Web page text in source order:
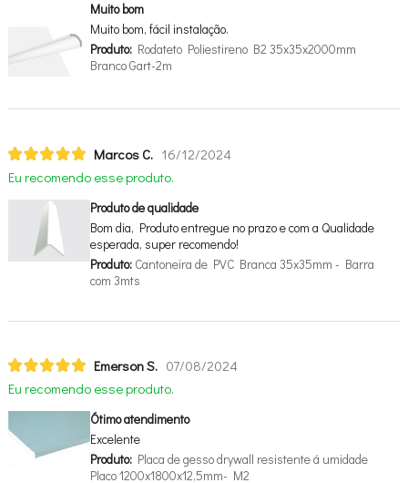
Muito bom
Muito bom, fácil instalação.
Produto:Rodateto Poliestireno B2 35x35x2000mm
Branco Gart-2m
Marcos C. 16/12/2024
Eu recomendo esse produto.
Produto de qualidade
Bom dia, Produto entregue no prazo e com a Qualidade
esperada, super recomendo!
Produto:Cantoneira de PVC Branca 35x35mm - Barra
com 3mts
Emerson S. 07/08/2024
Eu recomendo esse produto.
Ótimo atendimento
Excelente
Produto:Placa de gesso drywall resistente á umidade
Placo 1200x1800x12,5mm- M2